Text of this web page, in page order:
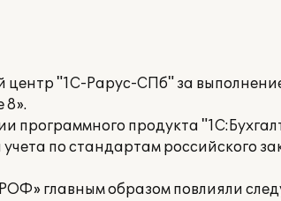
"1С-Рарус-СПб" за
8».
программного продукта
по стандартам российского
главным образом повлияли